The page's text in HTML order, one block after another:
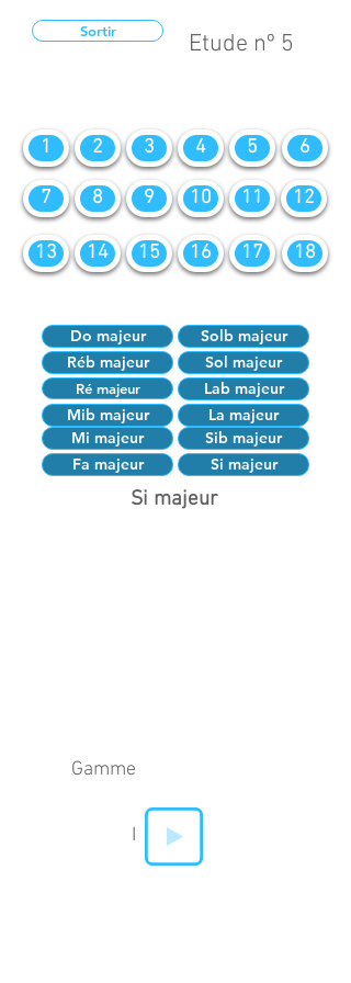
Sortir Etude nº 5
1 2 3 4 5 6
7 8 9 10 11 12
13 14 15 16 17 18
Do majeur
Solb majeur
Réb majeur
Sol majeur
Ré majeur
Lab majeur
Mib majeur
Mi majeur
La majeur
Sib majeur
Fa majeur
Si majeur
Si majeur
Gamme
I